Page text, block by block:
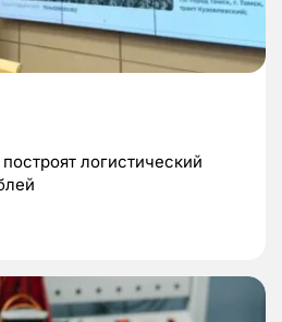
логистический